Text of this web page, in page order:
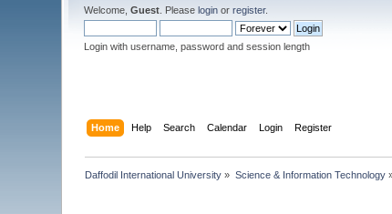
Welcome,Guest . Pleaselogin orregister.
Login with username, password and session length
Home Help Search Calendar Login Register
Daffodil International University » Science & Information Technology